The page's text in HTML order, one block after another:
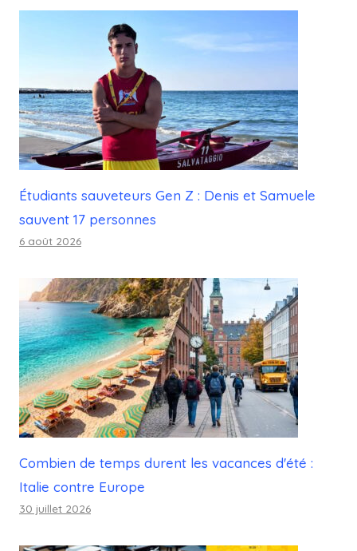
Étudiants sauveteurs Gen Z : Denis et Samuele
sauvent 17 personnes
6 août 2026
Combien de temps durent les vacances d'été :
Italie contre Europe
30 juillet 2026